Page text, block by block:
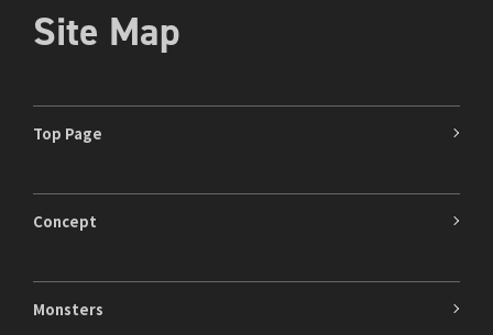
Site Map
Top Page
Concept
Monsters